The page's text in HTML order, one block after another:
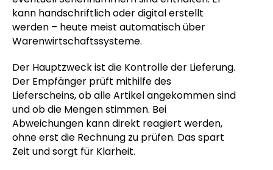
kann handschriftlich oder digital erstellt
werden – heute meist automatisch über
Warenwirtschaftssysteme.
Der Hauptzweck ist die Kontrolle der Lieferung.
Der Empfänger prüft mithilfe des
Lieferscheins, ob alle Artikel angekommen sind
und ob die Mengen stimmen. Bei
Abweichungen kann direkt reagiert werden,
ohne erst die Rechnung zu prüfen. Das spart
Zeit und sorgt für Klarheit.